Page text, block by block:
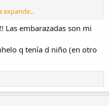
expandir...
Las embarazadas son mi
q tenía d niño (en otro